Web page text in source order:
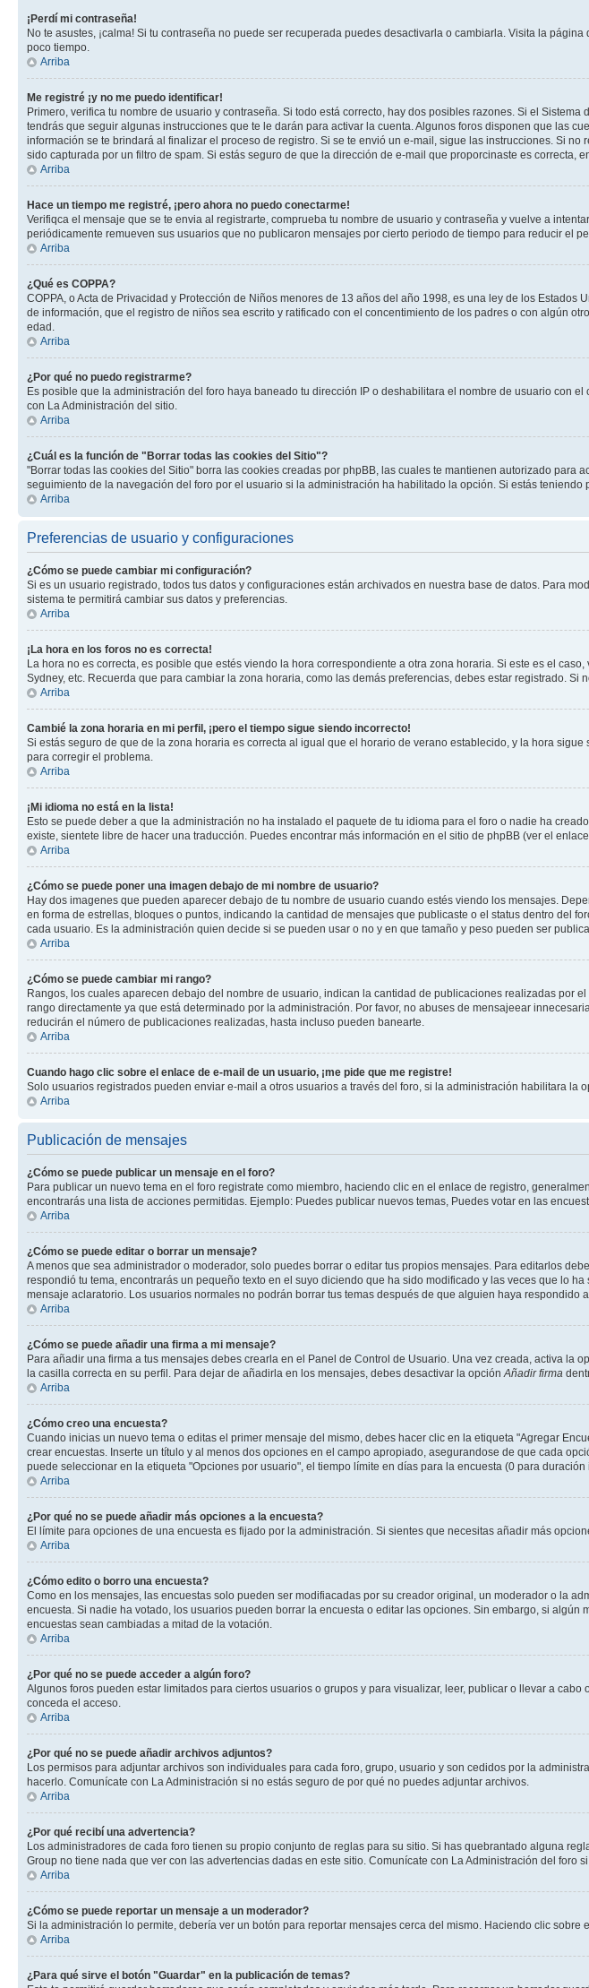
¡Perdí mi contraseña!
No te asustes, ¡calma! Si tu contraseña no puede ser recuperada puedes desactivarla o cambiarla. Visita la
poco tiempo.
Arriba
Me registré ¡y no me puedo identificar!
Primero, verifica tu nombre de usuario y contraseña. Si todo está correcto, hay dos posibles razones. Si el
tendrás que seguir algunas instrucciones que te le darán para activar la cuenta. Algunos foros disponen que las
información se te brindará al finalizar el proceso de registro. Si se te envió un e-mail, sigue las instrucciones. Si
sido capturada por un filtro de spam. Si estás seguro de que la dirección de e-mail que proporcinaste es correcta,
Arriba
Hace un tiempo me registré, ¡pero ahora no puedo conectarme!
Verifiqca el mensaje que se te envia al registrarte, comprueba tu nombre de usuario y contraseña y vuelve a
periódicamente remueven sus usuarios que no publicaron mensajes por cierto periodo de tiempo para reducir el
Arriba
¿Qué es COPPA?
COPPA, o Acta de Privacidad y Protección de Niños menores de 13 años del año 1998, es una ley de los
de información, que el registro de niños sea escrito y ratificado con el concentimiento de los padres o con algún
edad.
Arriba
¿Por qué no puedo registrarme?
Es posible que la administración del foro haya baneado tu dirección IP o deshabilitara el nombre de usuario con
con La Administración del sitio.
Arriba
¿Cuál es la función de "Borrar todas las cookies del Sitio"?
"Borrar todas las cookies del Sitio" borra las cookies creadas por phpBB, las cuales te mantienen autorizado
seguimiento de la navegación del foro por el usuario si la administración ha habilitado la opción. Si estás
Arriba
Preferencias de usuario y configuraciones
¿Cómo se puede cambiar mi configuración?
Si es un usuario registrado, todos tus datos y configuraciones están archivados en nuestra base de datos. Para
sistema te permitirá cambiar sus datos y preferencias.
Arriba
¡La hora en los foros no es correcta!
La hora no es correcta, es posible que estés viendo la hora correspondiente a otra zona horaria. Si este es el
Sydney, etc. Recuerda que para cambiar la zona horaria, como las demás preferencias, debes estar registrado. Si
Arriba
Cambié la zona horaria en mi perfil, ¡pero el tiempo sigue siendo incorrecto!
Si estás seguro de que de la zona horaria es correcta al igual que el horario de verano establecido, y la hora
para corregir el problema.
Arriba
¡Mi idioma no está en la lista!
Esto se puede deber a que la administración no ha instalado el paquete de tu idioma para el foro o nadie ha
existe, sientete libre de hacer una traducción. Puedes encontrar más información en el sitio de phpBB (ver el
Arriba
¿Cómo se puede poner una imagen debajo de mi nombre de usuario?
Hay dos imagenes que pueden aparecer debajo de tu nombre de usuario cuando estés viendo los mensajes.
en forma de estrellas, bloques o puntos, indicando la cantidad de mensajes que publicaste o el status dentro del
cada usuario. Es la administración quien decide si se pueden usar o no y en que tamaño y peso pueden ser
Arriba
¿Cómo se puede cambiar mi rango?
Rangos, los cuales aparecen debajo del nombre de usuario, indican la cantidad de publicaciones realizadas por
rango directamente ya que está determinado por la administración. Por favor, no abuses de mensajeear
reducirán el número de publicaciones realizadas, hasta incluso pueden banearte.
Arriba
Cuando hago clic sobre el enlace de e-mail de un usuario, ¡me pide que me registre!
Solo usuarios registrados pueden enviar e-mail a otros usuarios a través del foro, si la administración habilitara
Arriba
Publicación de mensajes
¿Cómo se puede publicar un mensaje en el foro?
Para publicar un nuevo tema en el foro registrate como miembro, haciendo clic en el enlace de registro,
encontrarás una lista de acciones permitidas. Ejemplo: Puedes publicar nuevos temas, Puedes votar en las
Arriba
¿Cómo se puede editar o borrar un mensaje?
A menos que sea administrador o moderador, solo puedes borrar o editar tus propios mensajes. Para editarlos
respondió tu tema, encontrarás un pequeño texto en el suyo diciendo que ha sido modificado y las veces que lo
mensaje aclaratorio. Los usuarios normales no podrán borrar tus temas después de que alguien haya respondido
Arriba
¿Cómo se puede añadir una firma a mi mensaje?
Para añadir una firma a tus mensajes debes crearla en el Panel de Control de Usuario. Una vez creada, activa la
la casilla correcta en su perfil. Para dejar de añadirla en los mensajes, debes desactivar la opciónAñadir firma
Arriba
¿Cómo creo una encuesta?
Cuando inicias un nuevo tema o editas el primer mensaje del mismo, debes hacer clic en la etiqueta "Agregar
crear encuestas. Inserte un título y al menos dos opciones en el campo apropiado, asegurandose de que cada
puede seleccionar en la etiqueta "Opciones por usuario", el tiempo límite en días para la encuesta (0 para
Arriba
¿Por qué no se puede añadir más opciones a la encuesta?
El límite para opciones de una encuesta es fijado por la administración. Si sientes que necesitas añadir más
Arriba
¿Cómo edito o borro una encuesta?
Como en los mensajes, las encuestas solo pueden ser modifiacadas por su creador original, un moderador o la
encuesta. Si nadie ha votado, los usuarios pueden borrar la encuesta o editar las opciones. Sin embargo, si
encuestas sean cambiadas a mitad de la votación.
Arriba
¿Por qué no se puede acceder a algún foro?
Algunos foros pueden estar limitados para ciertos usuarios o grupos y para visualizar, leer, publicar o llevar a
conceda el acceso.
Arriba
¿Por qué no se puede añadir archivos adjuntos?
Los permisos para adjuntar archivos son individuales para cada foro, grupo, usuario y son cedidos por la
hacerlo. Comunícate con La Administración si no estás seguro de por qué no puedes adjuntar archivos.
Arriba
¿Por qué recibí una advertencia?
Los administradores de cada foro tienen su propio conjunto de reglas para su sitio. Si has quebrantado alguna
Group no tiene nada que ver con las advertencias dadas en este sitio. Comunícate con La Administración del foro
Arriba
¿Cómo se puede reportar un mensaje a un moderador?
Si la administración lo permite, debería ver un botón para reportar mensajes cerca del mismo. Haciendo clic
Arriba
¿Para qué sirve el botón "Guardar" en la publicación de temas?